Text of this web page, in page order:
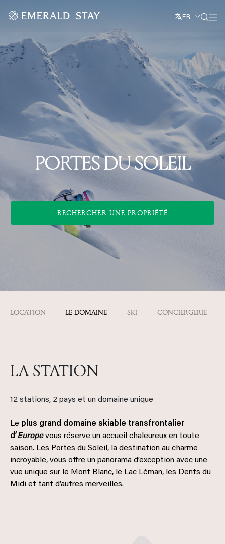
FR
PORTES DU SOLEIL
RECHERCHER UNE PROPRIÉTÉ
LOCATION LE DOMAINE SKI CONCIERGERIE
LA STATION
12 stations, 2 pays et un domaine unique
Le plus grand domaine skiable transfrontalier
d’Europevous réserve un accueil chaleureux en toute
saison. Les Portes du Soleil, la destination au charme
incroyable, vous offre un panorama d’exception avec une
vue unique sur le Mont Blanc, le Lac Léman, les Dents du
Midi et tant d’autres merveilles.